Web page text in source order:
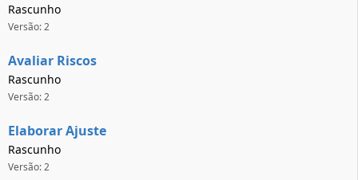
Rascunho
Versão: 2
Avaliar Riscos
Rascunho
Versão: 2
Elaborar Ajuste
Rascunho
Versão: 2